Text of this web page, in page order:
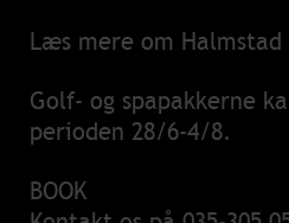
Læs mere om
Golf- og spapakkerne
perioden 28/6-4/8.
BOOK